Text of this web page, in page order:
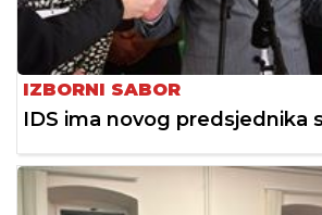
IZBORNI SABOR
IDS ima novog predsjednika